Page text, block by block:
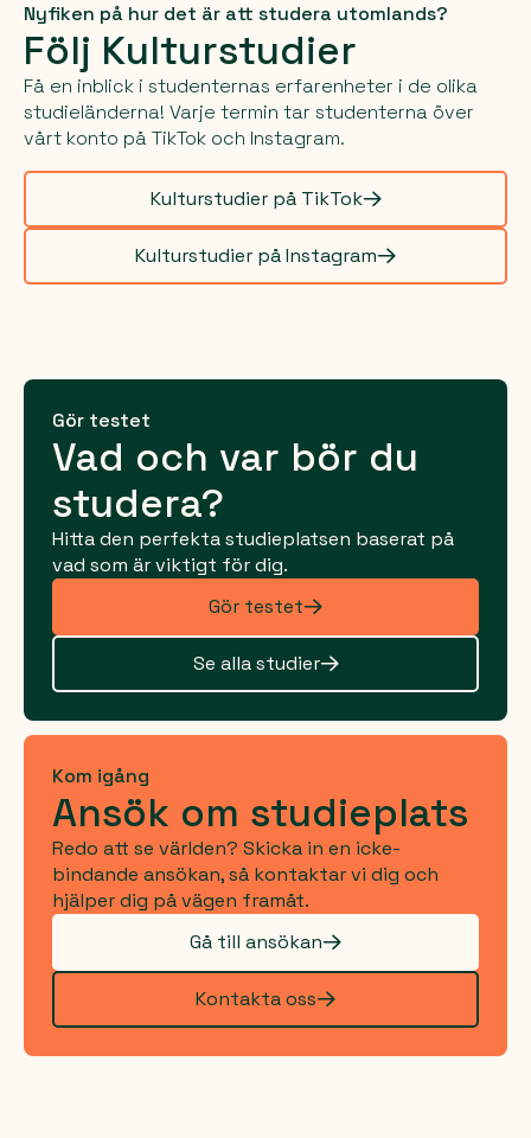
Nyfiken på hur det är att studera utomlands?
Följ Kulturstudier
Få en inblick i studenternas erfarenheter i de olika
studieländerna! Varje termin tar studenterna över
vårt konto på TikTok och Instagram.
Kulturstudier på TikTok
Kulturstudier på Instagram
Gör testet
Vad och var bör du
studera?
Hitta den perfekta studieplatsen baserat på
vad som är viktigt för dig.
Gör testet
Se alla studier
Kom igång
Ansök om studieplats
Redo att se världen? Skicka in en icke-
bindande ansökan, så kontaktar vi dig och
hjälper dig på vägen framåt.
Gå till ansökan
Kontakta oss